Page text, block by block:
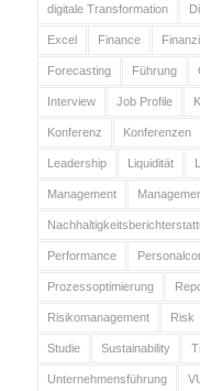
digitale Transformation
Excel Finance
Forecasting Führung
Interview Job Profile
Konferenz Konferenzen
Leadership Liquidität
Management
Performance
Prozessoptimierung
Risikomanagement Risk
Studie Sustainability
Unternehmensführung